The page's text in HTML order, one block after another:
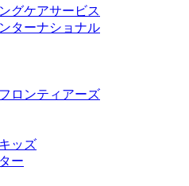
グケアサービス
ターナショナル
ロンティアーズ
ッズ
ー